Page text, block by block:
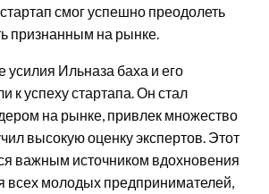
смог успешно преодолеть
признанным на рынке.
усилия Ильназа баха и его
к успеху стартапа. Он стал
на рынке, привлек множество
высокую оценку экспертов. Этот
важным источником вдохновения
всех молодых предпринимателей,